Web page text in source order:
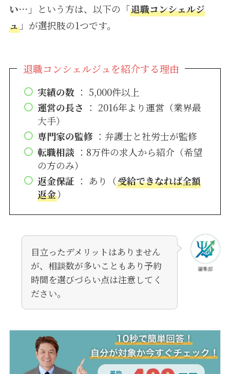
い…」
という方は、以下の「退職コンシェルジ
ュ」が選択肢の1つです。
退職コンシェルジュを紹介する理由
実績の数： 5,000件以上
運営の長さ ： 2016年より運営（業界最
大手）
専門家の監修：弁護士と社労士が監修
転職相談 ：8万件の求人から紹介（希望
の方のみ）
返金保証 ： あり（受給できなれば全額
返金）
編集部
目立ったデメリットはありません
が、相談数が多いこともあり予約
時間を選びづらい点は注意してく
ださい。